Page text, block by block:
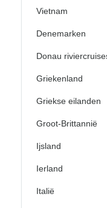
Vietnam
Denemarken
Donau
Griekenland
Griekse eilanden
Groot-Brittannië
Ijsland
Ierland
Italië